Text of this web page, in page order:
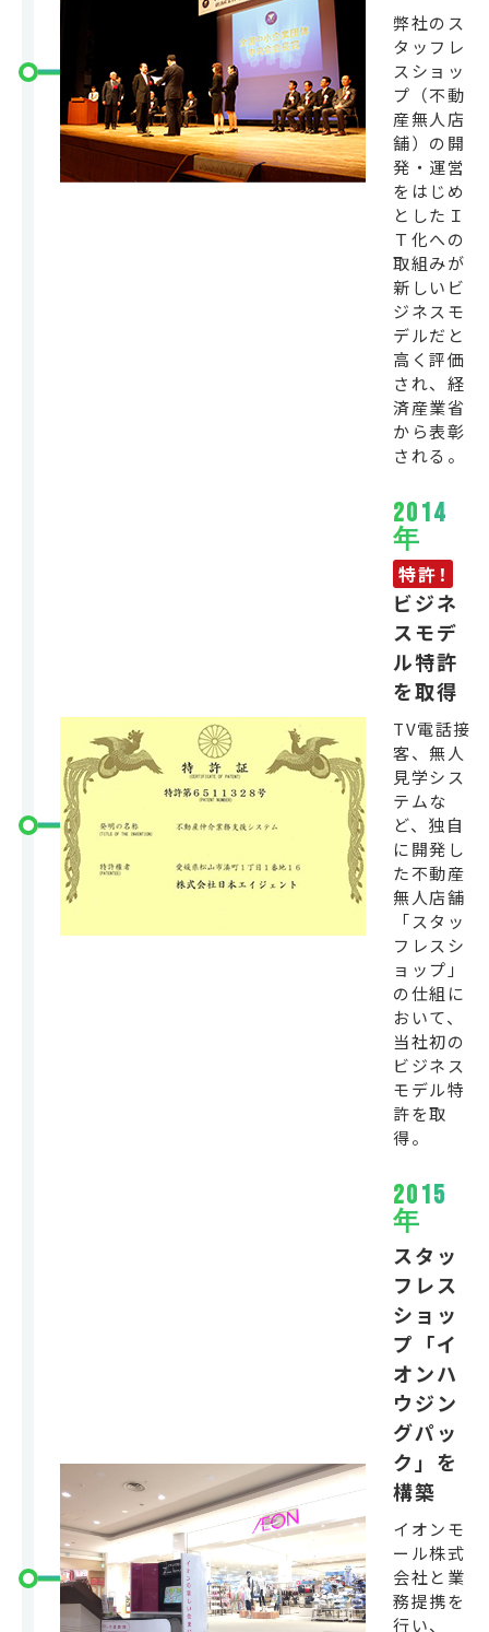
弊社のス
タッフレ
スショッ
プ（不動
産無人店
舗）の開
発・運営
をはじめ
としたＩ
Ｔ化への
取組みが
新しいビ
ジネスモ
デルだと
高く評価
され、経
済産業省
から表彰
される。
2014
年
特許！
ビジネ
スモデ
ル特許
を取得
TV電話接
客、無人
見学シス
テムな
ど、独自
に開発し
た不動産
無人店舗
「スタッ
フレスシ
ョップ」
の仕組に
おいて、
当社初の
ビジネス
モデル特
許を取
得。
2015
年
スタッ
フレス
ショッ
プ「イ
オンハ
ウジン
グパッ
ク」を
構築
イオンモ
ール株式
会社と業
務提携を
行い、